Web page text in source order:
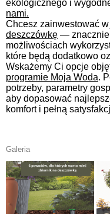
ekologicznego i
nami.
Chcesz zainwestować w
deszczówkę — znacznie
możliwościach
które będą dodatkowo
Wskażemy Ci opcje
programie Moja Woda.
potrzeby, parametry
aby dopasować
komfort i pełną
Galeria